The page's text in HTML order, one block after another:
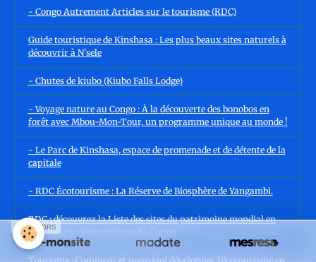
- Congo Autrement Articles sur le tourisme (RDC)
Guide touristique de Kinshasa : Les plus beaux sites naturels à
découvrir à N'sele
- Chutes de kiubo (Kiubo Falls Lodge)
- Voyage nature au Congo : À la découverte des bonobos en
forêt avec Mbou-Mon-Tour, un programme unique au monde !
- Le Parc de Kinshasa, espace de promenade et de détente de la
capitale
- RDC Écotourisme : La Réserve de Biosphère de Yangambi.
RDC : découvrez la Liste des sites du patrimoine mondial en
République démocratique du Congo
SPONSORS